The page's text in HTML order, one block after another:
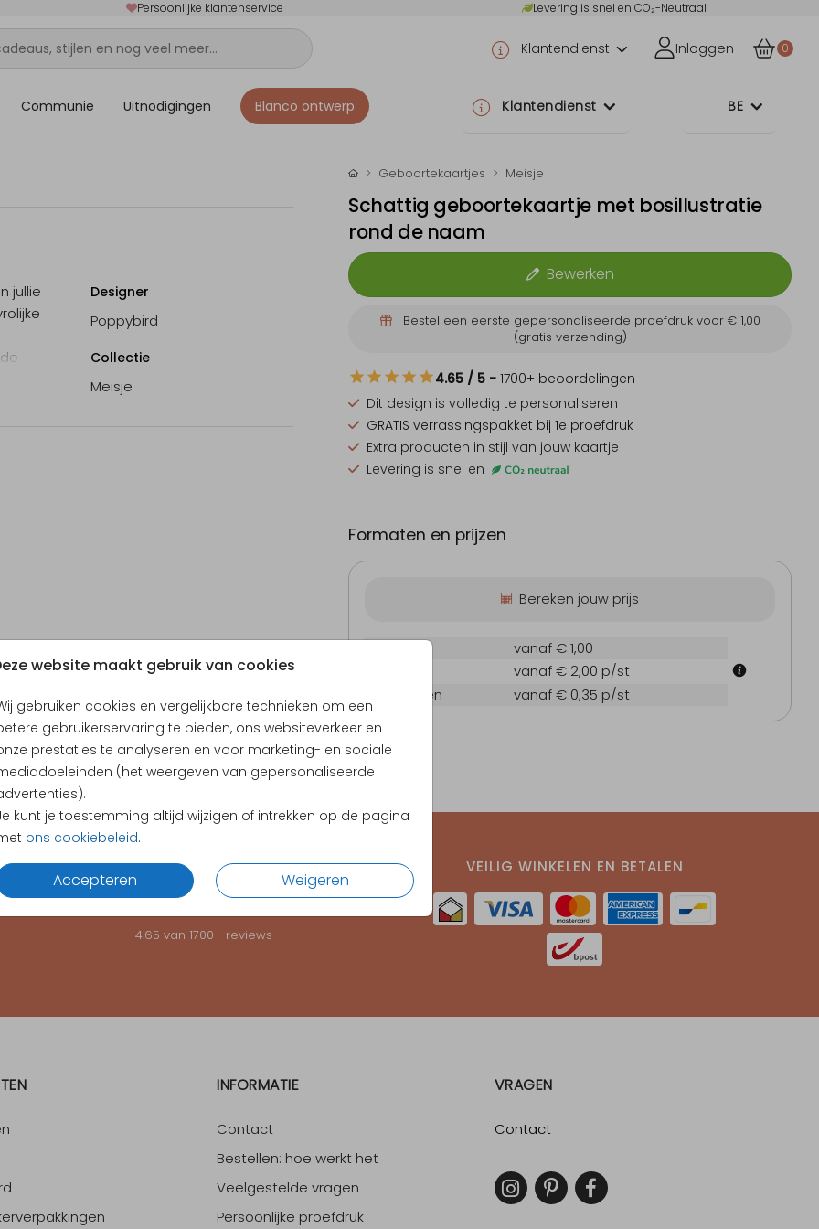
Persoonlijke klantenservice Levering is snel en CO₂-Neutraal
Klantendienst Inloggen 0
Communie Uitnodigingen Blanco ontwerp Klantendienst BE
website maakt gebruik van cookies
gebruiken cookies en vergelijkbare technieken om een
gebruikerservaring te bieden, ons websiteverkeer en
prestaties te analyseren en voor marketing- en sociale
(het weergeven van gepersonaliseerde
kunt je toestemming altijd wijzigen of intrekken op de pagina
ons cookiebeleid.
Accepteren Weigeren
jullie
Designer
Poppybird
Collectie
Meisje
Geboortekaartjes Meisje
Schattig geboortekaartje met bosillustratie
rond de naam
Bewerken
Bestel een eerste gepersonaliseerde proefdruk voor € 1,00
(gratis verzending)
4.65 / 5 - 1700+ beoordelingen
Dit design is volledig te personaliseren
GRATIS verrassingspakket bij 1e proefdruk
Extra producten in stijl van jouw kaartje
Levering is snel en
Formaten en prijzen
Bereken jouw prijs
vanaf € 1,00
vanaf € 2,00 p/st
Enveloppen
vanaf € 0,35 p/st
KLANTEN BEOORDELEN ONS MET EEN4.65
4.65 van 1700+ reviews
VEILIG WINKELEN EN BETALEN
INFORMATIE
Contact
Bestellen: hoe werkt het
Veelgestelde vragen
Persoonlijke proefdruk
VRAGEN
Contact